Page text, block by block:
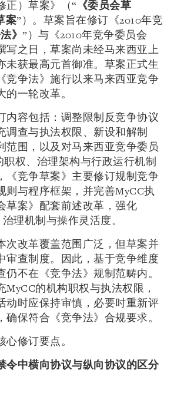
正）草案》（“ 《委员会草
案”）。草案旨在修订《2010年竞
》 ”）与《2010年竞争委员会
写之日，草案尚未经马来西亚上
未获最高元首御准。草案正式生
竞争法》施行以来马来西亚竞争
的一轮改革。
内容包括：调整限制反竞争协议
调查与执法权限、新设和解制
范围，以及对马来西亚竞争委员
职权、治理架构与行政运行机制
《竞争草案》主要修订规制竞争
则与程序框架，并完善MyCC执
草案》配套前述改革，强化
理机制与操作灵活度。
次改革覆盖范围广泛，但草案并
审查制度。因此，基于竞争维度
仍不在《竞争法》规制范畴内。
MyCC的机构职权与执法权限，
动时应保持审慎，必要时重新评
确保符合《竞争法》合规要求。
心修订要点。
令中横向协议与纵向协议的区分